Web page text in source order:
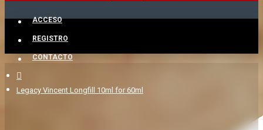
ACCESO
REGISTRO
CONTACTO
Legacy Vincent Longfill 10ml for 60ml